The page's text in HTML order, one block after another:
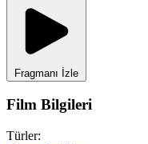
Fragmanı İzle
Film Bilgileri
Türler: